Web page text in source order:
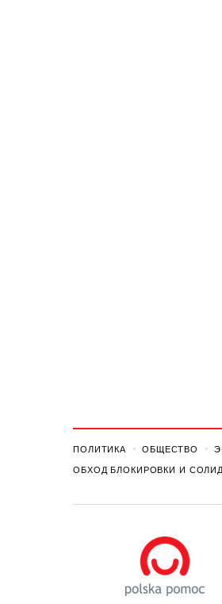
ПОЛИТИКА ОБЩЕСТВО
ОБХОД БЛОКИРОВКИ И